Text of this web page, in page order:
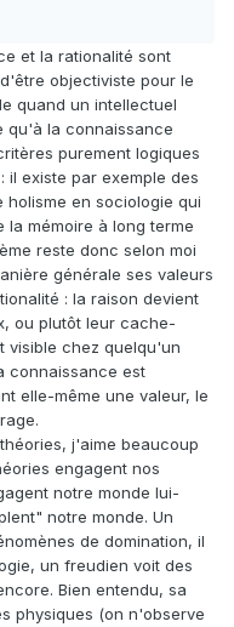
et la rationalité sont
objectiviste pour le
quand un intellectuel
qu'à la connaissance
purement logiques
existe par exemple des
en sociologie qui
mémoire à long terme
reste donc selon moi
générale ses valeurs
: la raison devient
ou plutôt leur cache-
visible chez quelqu'un
connaissance est
elle-même une valeur, le
j'aime beaucoup
engagent nos
notre monde lui-
notre monde. Un
de domination, il
un freudien voit des
Bien entendu, sa
physiques (on n'observe